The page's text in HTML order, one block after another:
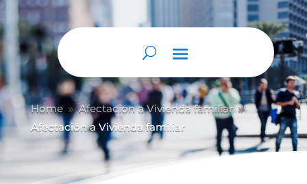
Home 9 Afectación a Vivienda familiar 9
Afectación a Vivienda familiar